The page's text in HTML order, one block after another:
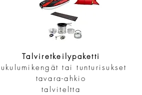
Talviretkeilypaketti
tai tunturisukset
tavara-ahkio
talviteltta